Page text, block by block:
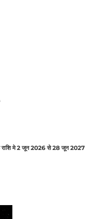
राशि मे 2 जून 2026 से 28 जून 2027